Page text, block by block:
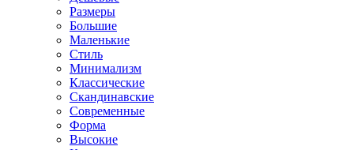
Размеры
Большие
Маленькие
Стиль
Минимализм
Классические
Скандинавские
Современные
Форма
Высокие